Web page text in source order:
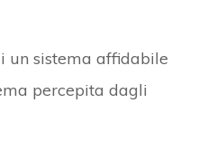
un sistema affidabile
percepita dagli